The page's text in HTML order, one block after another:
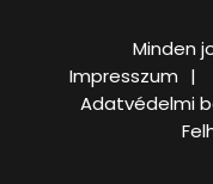
Minden
Impresszum
Adatvédelmi